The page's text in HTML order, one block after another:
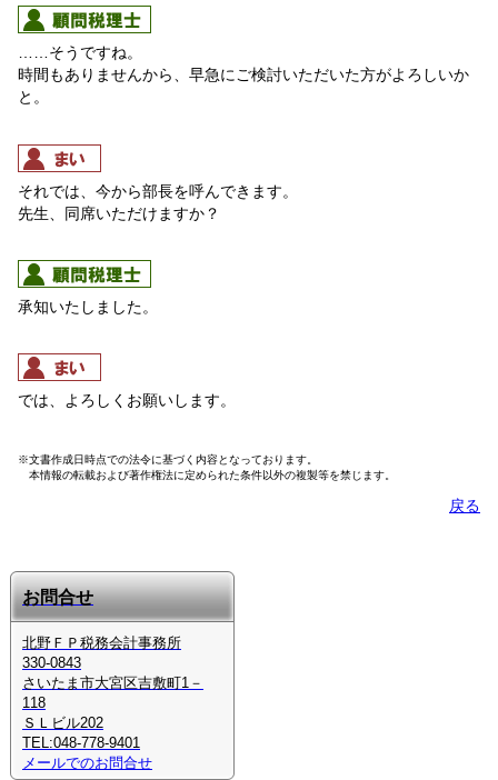
……そうですね。
時間もありませんから、早急にご検討いただいた方がよろしいか
と。
それでは、今から部長を呼んできます。
先生、同席いただけますか？
承知いたしました。
では、よろしくお願いします。
※文書作成日時点での法令に基づく内容となっております。
本情報の転載および著作権法に定められた条件以外の複製等を禁じます。
戻る
お問合せ
北野ＦＰ税務会計事務所
330-0843
さいたま市大宮区吉敷町1－
118
ＳＬビル202
TEL:048-778-9401
メールでのお問合せ